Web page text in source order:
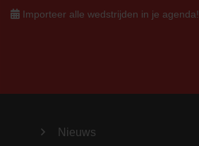
Importeer alle wedstrijden in je agenda!
Nieuws